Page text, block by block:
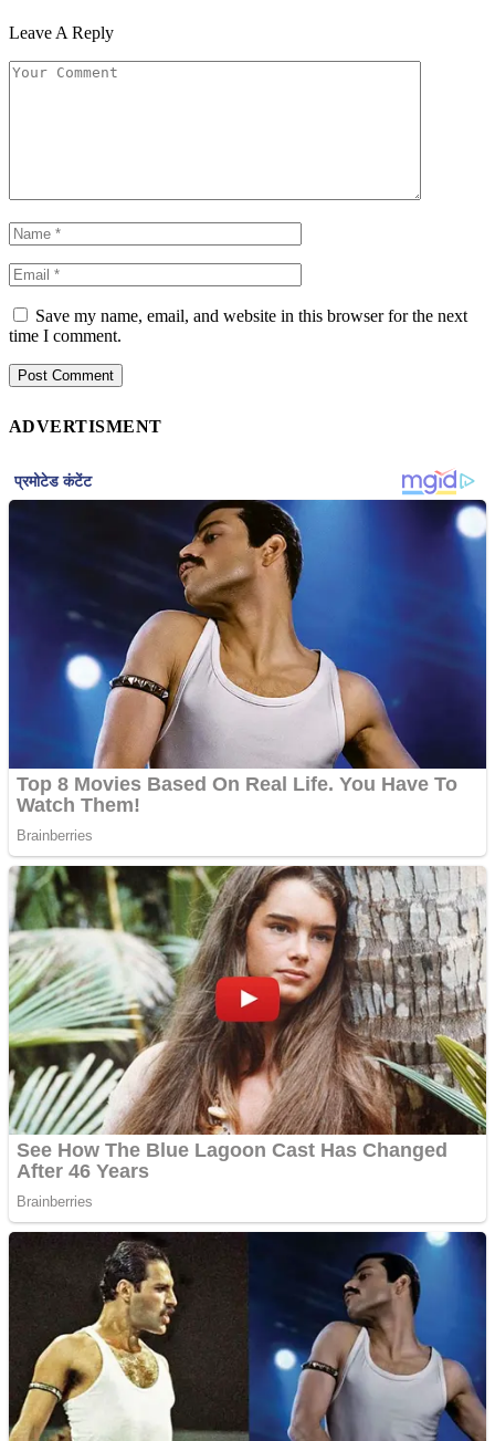
Leave A Reply
Save my name, email, and website in this browser for the next
time I comment.
ADVERTISMENT